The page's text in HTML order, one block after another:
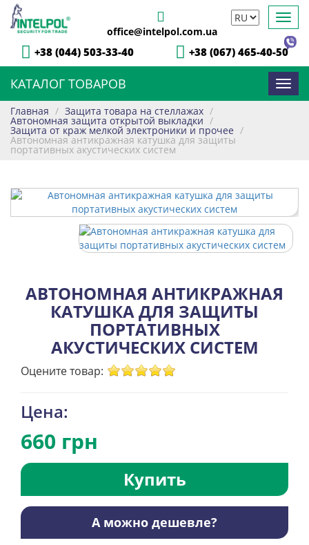
office@intelpol.com.ua
+38 (044) 503-33-40 +38 (067) 465-40-50
КАТАЛОГ ТОВАРОВ
Главная / Защита товара на стеллажах /
Автономная защита открытой выкладки /
Защита от краж мелкой электроники и прочее /
Автономная антикражная катушка для защиты
портативных акустических систем
АВТОНОМНАЯ АНТИКРАЖНАЯ
КАТУШКА ДЛЯ ЗАЩИТЫ
ПОРТАТИВНЫХ
АКУСТИЧЕСКИХ СИСТЕМ
Оцените товар:
Цена:
660 грн
Купить
А можно дешевле?